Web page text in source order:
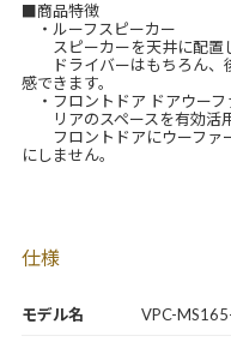
モデル名 VPC-
■商品特徴
・ルーフスピーカー
スピーカーを天井に配置し
ドライバーはもちろん、
感できます。
・フロントドア ドアウーフ
リアのスペースを有効活用
フロントドアにウーファ
にしません。
仕様